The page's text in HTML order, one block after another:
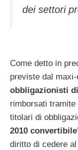
dei settori
Come detto in
previste dal
obbligazionisti
rimborsati tramite
titolari di
2010 convertibile
diritto di cedere al